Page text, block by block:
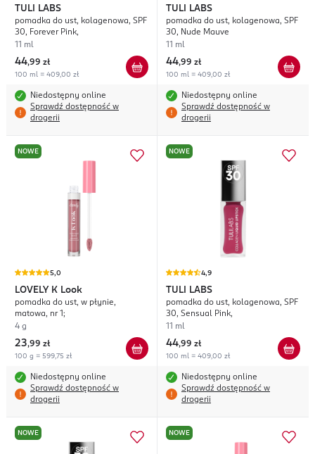
TULI LABS
pomadka do ust, kolagenowa, SPF
30, Forever Pink,
11 ml
44,99 zł
100 ml = 409,00 zł
Niedostępny online
Sprawdź dostępność w
drogerii
TULI LABS
pomadka do ust, kolagenowa, SPF
30, Nude Mauve
11 ml
44,99 zł
100 ml = 409,00 zł
Niedostępny online
Sprawdź dostępność w
drogerii
NOWE
5,0
LOVELY K Look
pomadka do ust, w płynie,
matowa, nr 1;
4 g
23,99 zł
100 g = 599,75 zł
Niedostępny online
Sprawdź dostępność w
drogerii
NOWE
4,9
TULI LABS
pomadka do ust, kolagenowa, SPF
30, Sensual Pink,
11 ml
44,99 zł
100 ml = 409,00 zł
Niedostępny online
Sprawdź dostępność w
drogerii
NOWE NOWE